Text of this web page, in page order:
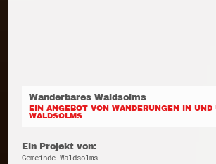
Wanderbares Waldsolms
EIN ANGEBOT VON WANDERUNGEN IN UND
WALDSOLMS
Ein Projekt von:
Gemeinde Waldsolms